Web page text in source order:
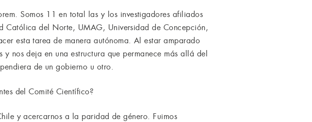
Somos 11 en total las y los investigadores afiliados
Católica del Norte, UMAG, Universidad de Concepción,
esta tarea de manera autónoma. Al estar amparado
nos deja en una estructura que permanece más allá del
de un gobierno u otro.
del Comité Científico?
y acercarnos a la paridad de género. Fuimos